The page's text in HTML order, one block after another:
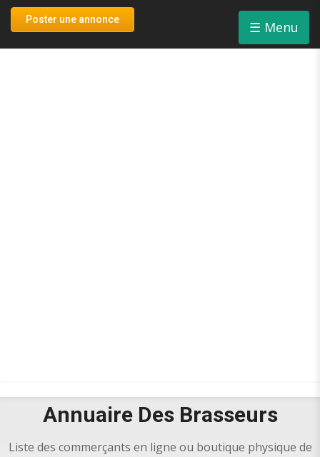
Poster une annonce
Inscription
☰ Menu
Annuaire Des Brasseurs
Liste des commerçants en ligne ou boutique physique de